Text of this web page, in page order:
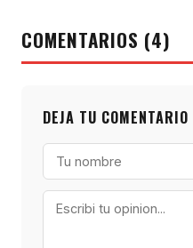
COMENTARIOS (4)
DEJA TU COMENTARIO